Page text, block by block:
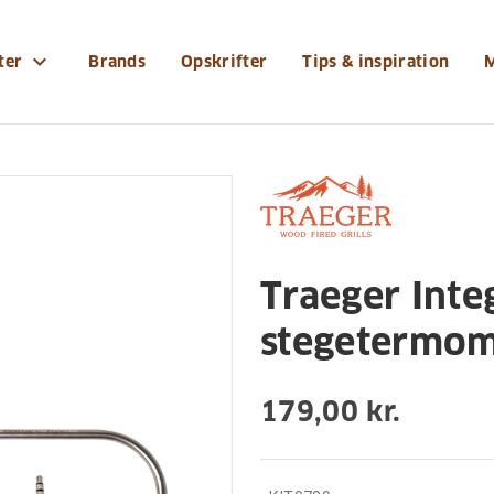
expand_more Brands Opskrifter Tips & inspiration
Traeger
179,00 kr.